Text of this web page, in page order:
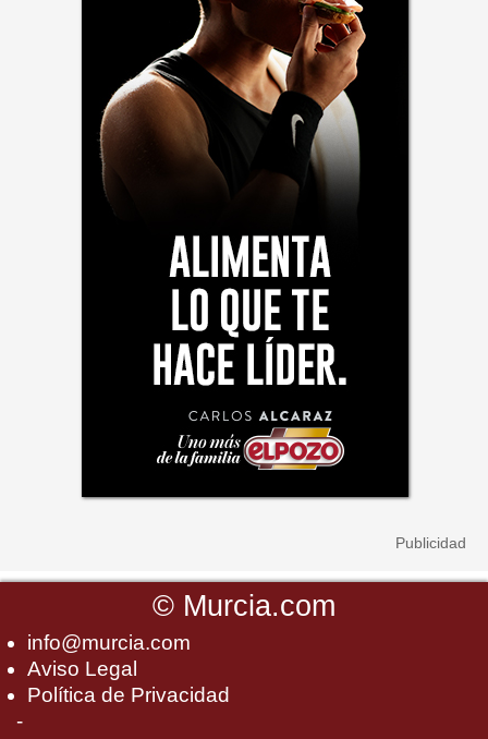
© Murcia.com
info@murcia.com
Aviso Legal
Política de Privacidad
-